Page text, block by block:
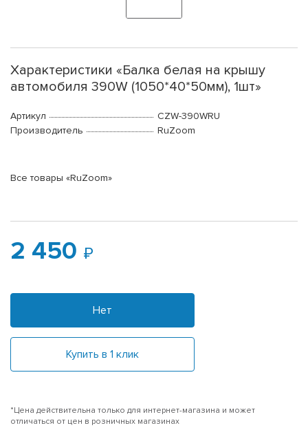
Характеристики «Балка белая на крышу
автомобиля 390W (1050*40*50мм), 1шт»
Артикул
CZW-390WRU
Производитель
RuZoom
Все товары «RuZoom»
2 450
Нет
Купить в 1 клик
*Цена действительна только для интернет-магазина и может
отличаться от цен в розничных магазинах